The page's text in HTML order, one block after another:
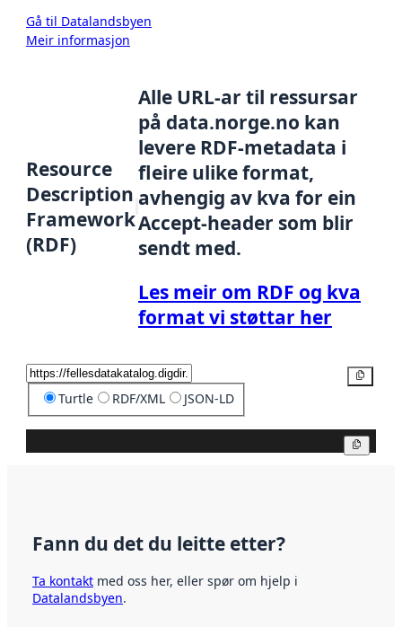
Gå til Datalandsbyen
Meir informasjon
Resource
Description
Framework
(RDF)
Alle URL-ar til ressursar
på data.norge.no kan
levere RDF-metadata i
fleire ulike format,
avhengig av kva for ein
Accept-header som blir
sendt med.
Les meir om RDF og kva
format vi støttar her
Turtle RDF/XML JSON-LD
Fann du det du leitte etter?
Ta kontakt med oss her, eller spør om hjelp i
Datalandsbyen.